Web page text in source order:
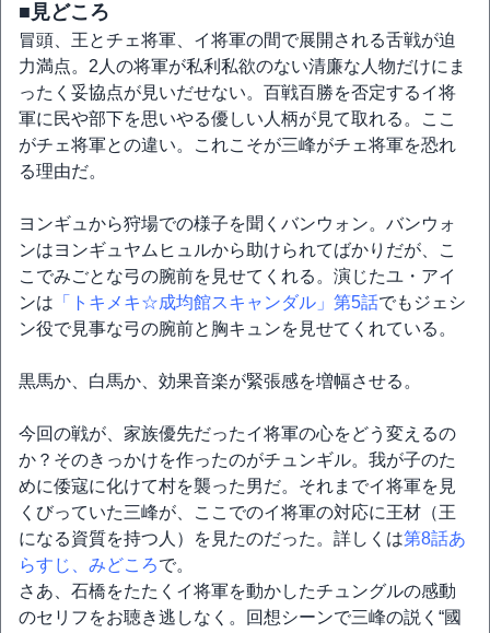
■見どころ
冒頭、王とチェ将軍、イ将軍の間で展開される舌戦が迫
力満点。2人の将軍が私利私欲のない清廉な人物だけにま
ったく妥協点が見いだせない。百戦百勝を否定するイ将
軍に民や部下を思いやる優しい人柄が見て取れる。ここ
がチェ将軍との違い。これこそが三峰がチェ将軍を恐れ
る理由だ。
ヨンギュから狩場での様子を聞くバンウォン。バンウォ
ンはヨンギュヤムヒュルから助けられてばかりだが、こ
こでみごとな弓の腕前を見せてくれる。演じたユ・アイ
ンは 「トキメキ☆成均館スキャンダル」第5話でもジェシ
ン役で見事な弓の腕前と胸キュンを見せてくれている。
黒馬か、白馬か、効果音楽が緊張感を増幅させる。
今回の戦が、家族優先だったイ将軍の心をどう変えるの
か？そのきっかけを作ったのがチュンギル。我が子のた
めに倭寇に化けて村を襲った男だ。それまでイ将軍を見
くびっていた三峰が、ここでのイ将軍の対応に王材（王
になる資質を持つ人）を見たのだった。詳しくは第8話あ
らすじ、みどころで。
さあ、石橋をたたくイ将軍を動かしたチュングルの感動
のセリフをお聴き逃しなく。回想シーンで三峰の説く“國